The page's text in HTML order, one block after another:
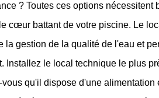
? Toutes ces options nécessitent
cœur battant de votre piscine. Le
la gestion de la qualité de l'eau et
Installez le local technique le plus
vous qu'il dispose d'une